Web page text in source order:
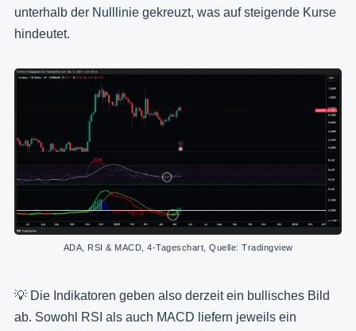
unterhalb der Nulllinie gekreuzt, was auf steigende Kurse
hindeutet.
ADA, RSI & MACD, 4-Tageschart, Quelle: Tradingview
💡 Die Indikatoren geben also derzeit ein bullisches Bild
ab. Sowohl RSI als auch MACD liefern jeweils ein